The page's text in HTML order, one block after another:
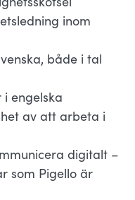
inom
både i tal
engelska
av att arbeta i
digitalt –
som Pigello är